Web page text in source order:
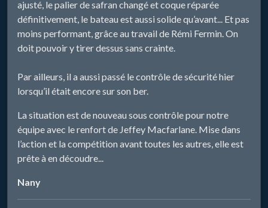
ajusté, le palier de safran changé et coque réparée
définitivement, le bateau est aussi solide qu’avant... Et pas
moins performant, grâce au travail de Rémi Fermin. On
doit pouvoir y tirer dessus sans crainte.
Par ailleurs, il a aussi passé le contrôle de sécurité hier
lorsqu’il était encore sur son ber.
La situation est de nouveau sous contrôle pour notre
équipe avec le renfort de Jeffey Macfarlane. Mise dans
l’action et la compétition avant toutes les autres, elle est
prête à en découdre...
Nany